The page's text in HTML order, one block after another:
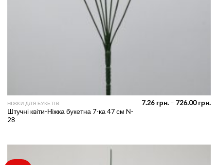
НІЖКИ ДЛЯ БУКЕТІВ
Штучні квіти-Ніжка букетна 7-ка 47 см N-
28
7.26 грн. – 726.00грн.